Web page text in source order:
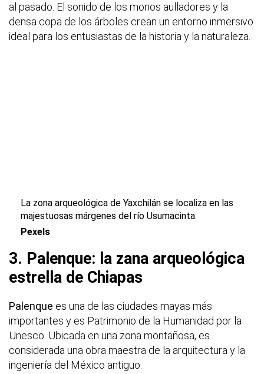
al pasado. El sonido de los monos aulladores y la
densa copa de los árboles crean un entorno inmersivo
ideal para los entusiastas de la historia y la naturaleza.
La zona arqueológica de Yaxchilán se localiza en las
majestuosas márgenes del río Usumacinta.
Pexels
3. Palenque: la zana arqueológica
estrella de Chiapas
Palenque es una de las ciudades mayas más
importantes y es Patrimonio de la Humanidad por la
Unesco. Ubicada en una zona montañosa, es
considerada una obra maestra de la arquitectura y la
ingeniería del México antiguo.